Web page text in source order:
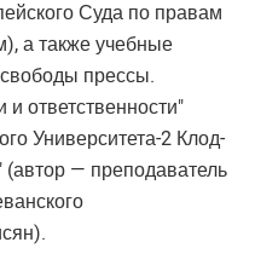
Суда по правам
а также учебные
прессы.
ответственности"
Университета-2 Клод-
— преподаватель